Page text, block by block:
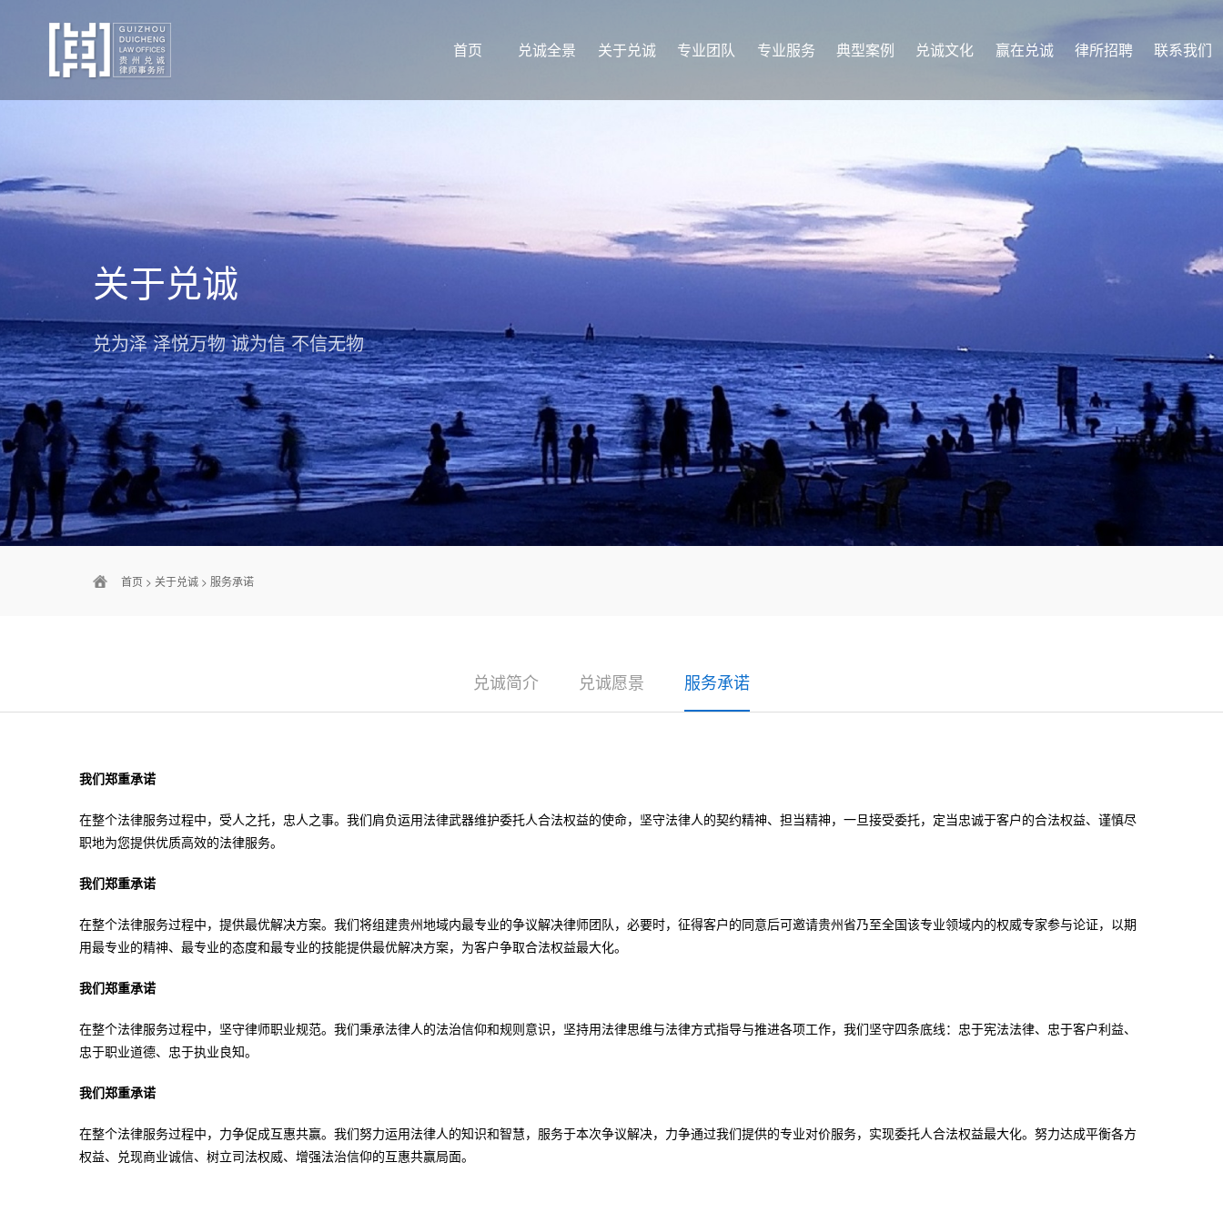
首页 兑诚全景 关于兑诚 专业团队 专业服务 典型案例 兑诚文化 赢在兑诚 律所招聘 联系我们
关于兑诚
兑为泽 泽悦万物 诚为信 不信无物
首页 > 关于兑诚 > 服务承诺
兑诚简介 兑诚愿景 服务承诺
我们郑重承诺
在整个法律服务过程中，受人之托，忠人之事。我们肩负运用法律武器维护委托人合法权益的使命，坚守法律人的契约精神、担当精神，一旦接受委托，定当忠诚于客户的合法权益、谨慎尽
职地为您提供优质高效的法律服务。
我们郑重承诺
在整个法律服务过程中，提供最优解决方案。我们将组建贵州地域内最专业的争议解决律师团队，必要时，征得客户的同意后可邀请贵州省乃至全国该专业领域内的权威专家参与论证，以期
用最专业的精神、最专业的态度和最专业的技能提供最优解决方案，为客户争取合法权益最大化。
我们郑重承诺
在整个法律服务过程中，坚守律师职业规范。我们秉承法律人的法治信仰和规则意识，坚持用法律思维与法律方式指导与推进各项工作，我们坚守四条底线：忠于宪法法律、忠于客户利益、
忠于职业道德、忠于执业良知。
我们郑重承诺
在整个法律服务过程中，力争促成互惠共赢。我们努力运用法律人的知识和智慧，服务于本次争议解决，力争通过我们提供的专业对价服务，实现委托人合法权益最大化。努力达成平衡各方
权益、兑现商业诚信、树立司法权威、增强法治信仰的互惠共赢局面。